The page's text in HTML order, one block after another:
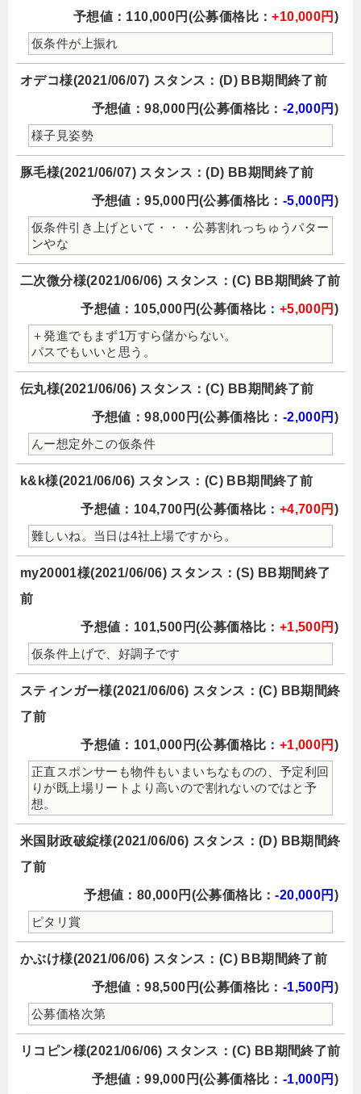
予想値：110,000円(公募価格比：+10,000円 )
仮条件が上振れ
オデコ様(2021/06/07) スタンス：(D) BB期間終了前
予想値：98,000円(公募価格比： -2,000円 )
様子見姿勢
豚毛様(2021/06/07) スタンス：(D) BB期間終了前
予想値：95,000円(公募価格比： -5,000円 )
仮条件引き上げといて・・・公募割れっちゅうパター
ンやな
二次微分様(2021/06/06) スタンス：(C) BB期間終了前
予想値：105,000円(公募価格比： +5,000円 )
＋発進でもまず1万すら儲からない。
パスでもいいと思う。
伝丸様(2021/06/06) スタンス：(C) BB期間終了前
予想値：98,000円(公募価格比： -2,000円 )
んー想定外この仮条件
k&k様(2021/06/06) スタンス：(C) BB期間終了前
予想値：104,700円(公募価格比： +4,700円 )
難しいね。当日は4社上場ですから。
my20001様(2021/06/06) スタンス：(S) BB期間終了
前
予想値：101,500円(公募価格比： +1,500円 )
仮条件上げで、好調子です
スティンガー様(2021/06/06) スタンス：(C) BB期間終
了前
予想値：101,000円(公募価格比： +1,000円 )
正直スポンサーも物件もいまいちなものの、予定利回
りが既上場リートより高いので割れないのではと予
想。
米国財政破綻様(2021/06/06) スタンス：(D) BB期間終
了前
予想値：80,000円(公募価格比：-20,000円 )
ピタリ賞
かぶけ様(2021/06/06) スタンス：(C) BB期間終了前
予想値：98,500円(公募価格比： -1,500円 )
公募価格次第
リコピン様(2021/06/06) スタンス：(C) BB期間終了前
予想値：99,000円(公募価格比： -1,000円 )